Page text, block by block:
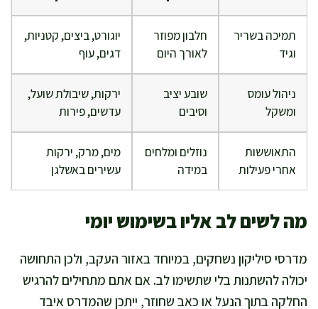
תמיכה בשריר
וגיד
חלבון מפוזר
לאורך היום
יוגורט, ביצים, קטניות,
דגים, עוף
ניהול עומס
ומשקל
שובע יציב
וסיבים
ירקות, שיבולת שועל,
עדשים, פירות
התאוששות
אחרי פעילות
נוזלים ומלחים
במידה
מים, מרק, ירקות
עשירים באשלגן
מה לשים לב אליו בשימוש יומי
מדרסי סיליקון נשחקים, במיוחד באזור העקב, ולכן התחושה
יכולה להשתנות בלי שתשימו לב. אם אתם מתחילים להרגיש
החלקה בתוך הנעל או כאב שחוזר, ייתכן שהמדרס איבד